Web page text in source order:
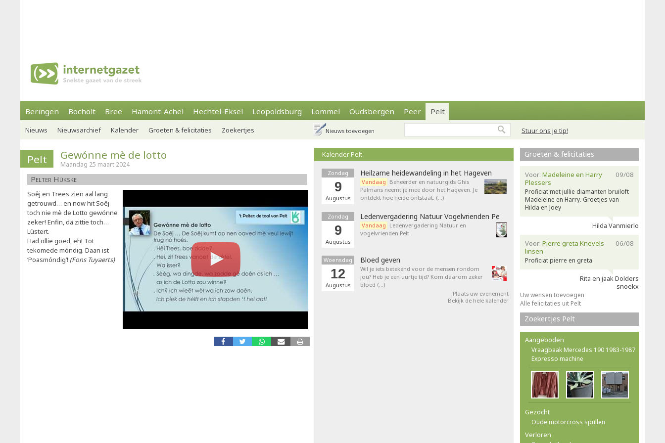
Beringen Bocholt Bree Hamont-Achel Hechtel-Eksel Leopoldsburg Lommel Oudsbergen Peer Pelt
Stuur ons je tip!
Nieuws Nieuwsarchief Kalender Groeten & felicitaties Zoekertjes Nieuws toevoegen
Pelt Gewónne mè de lotto
Maandag 25 maart 2024
Pelter Hükske
Soêj en Trees zien aal lang
getrouwd… en now hit Soêj
toch nie mè de Lotto gewónne
zeker! Enfin, dä zittie toch…
Lüstert.
Had öllie goed, eh! Tot
tekomede móndig. Daan ist
‘Poasmóndig’! (Fons Tuyaerts)
Kalender Pelt
Zondag
9
Augustus
Heilzame heidewandeling in het Hageven
Vandaag Beheerder en natuurgids Ghis
Palmans neemt je mee door het Hageven. Je
ontdekt hoe heide ontstaat, (…)
Zondag
9
Augustus
Ledenvergadering Natuur Vogelvrienden Pe
Vandaag Ledenvergadering Natuur en
vogelvrienden Pelt
Woensdag
12
Augustus
Bloed geven
Wil je iets betekend voor de mensen rondom
jou? Heb je een uurtje tijd? Kom daarom zeker
bloed (…)
Plaats uw evenement
Bekijk de hele kalender
Groeten & felicitaties
09/08
Voor: Madeleine en Harry
Plessers
Proficiat met jullie diamanten bruiloft
Madeleine en Harry. Groetjes van
Hilda en Joey
Hilda Vanmierlo
06/08
Voor: Pierre greta Knevels
linsen
Proficiat pierre en greta
Rita en jaak Dolders
snoekx
Uw wensen toevoegen
Alle felicitaties uit Pelt
Zoekertjes Pelt
Aangeboden
Vraagbaak Mercedes 190 1983-1987
Expresso machine
Gezocht
Oude motorcross spullen
Verloren